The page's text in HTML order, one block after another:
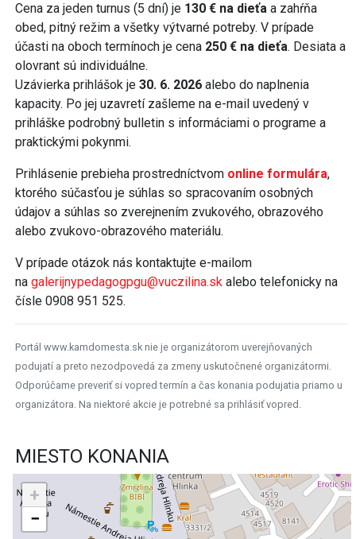
Cena za jeden turnus (5 dní) je 130 € na dieťa a zahŕňa
obed, pitný režim a všetky výtvarné potreby. V prípade
účasti na oboch termínoch je cena 250 € na dieťa. Desiata a
olovrant sú individuálne.
Uzávierka prihlášok je 30. 6. 2026 alebo do naplnenia
kapacity. Po jej uzavretí zašleme na e-mail uvedený v
prihláške podrobný bulletin s informáciami o programe a
praktickými pokynmi.
Prihlásenie prebieha prostredníctvom online formulára,
ktorého súčasťou je súhlas so spracovaním osobných
údajov a súhlas so zverejnením zvukového, obrazového
alebo zvukovo-obrazového materiálu.
V prípade otázok nás kontaktujte e-mailom
na galerijnypedagogpgu@vuczilina.sk alebo telefonicky na
čísle 0908 951 525.
Portál www.kamdomesta.sk nie je organizátorom uverejňovaných
podujatí a preto nezodpovedá za zmeny uskutočnené organizátormi.
Odporúčame preveriť si vopred termín a čas konania podujatia priamo u
organizátora. Na niektoré akcie je potrebné sa prihlásiť vopred.
MIESTO KONANIA
+
−